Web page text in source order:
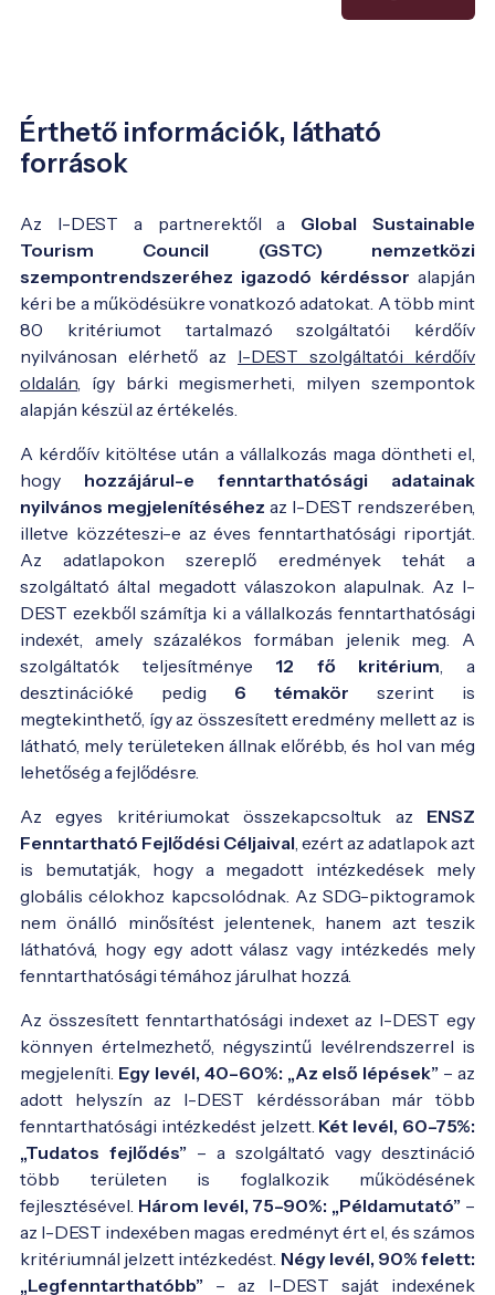
Érthető információk, látható
források
Az I-DEST a partnerektől a Global Sustainable
Tourism Council (GSTC) nemzetközi
szempontrendszeréhez igazodó kérdéssor alapján
kéri be a működésükre vonatkozó adatokat. A több mint
80 kritériumot tartalmazó szolgáltatói kérdőív
nyilvánosan elérhető az I-DEST szolgáltatói kérdőív
oldalán , így bárki megismerheti, milyen szempontok
alapján készül az értékelés.
A kérdőív kitöltése után a vállalkozás maga döntheti el,
hogy hozzájárul-e fenntarthatósági adatainak
nyilvános megjelenítéséhez az I-DEST rendszerében,
illetve közzéteszi-e az éves fenntarthatósági riportját.
Az adatlapokon szereplő eredmények tehát a
szolgáltató által megadott válaszokon alapulnak. Az I-
DEST ezekből számítja ki a vállalkozás fenntarthatósági
indexét, amely százalékos formában jelenik meg. A
szolgáltatók teljesítménye 12 fő kritérium , a
desztinációké pedig 6 témakör szerint is
megtekinthető, így az összesített eredmény mellett az is
látható, mely területeken állnak előrébb, és hol van még
lehetőség a fejlődésre.
Az egyes kritériumokat összekapcsoltuk az ENSZ
Fenntartható Fejlődési Céljaival , ezért az adatlapok azt
is bemutatják, hogy a megadott intézkedések mely
globális célokhoz kapcsolódnak. Az SDG-piktogramok
nem önálló minősítést jelentenek, hanem azt teszik
láthatóvá, hogy egy adott válasz vagy intézkedés mely
fenntarthatósági témához járulhat hozzá.
Az összesített fenntarthatósági indexet az I-DEST egy
könnyen értelmezhető, négyszintű levélrendszerrel is
megjeleníti. Egy levél, 40–60%: „Az első lépések” – az
adott helyszín az I-DEST kérdéssorában már több
fenntarthatósági intézkedést jelzett. Két levél, 60–75%:
„Tudatos fejlődés” – a szolgáltató vagy desztináció
több területen is foglalkozik működésének
fejlesztésével. Három levél, 75–90%: „Példamutató” –
az I-DEST indexében magas eredményt ért el, és számos
kritériumnál jelzett intézkedést. Négy levél, 90% felett:
„Legfenntarthatóbb” – az I-DEST saját indexének